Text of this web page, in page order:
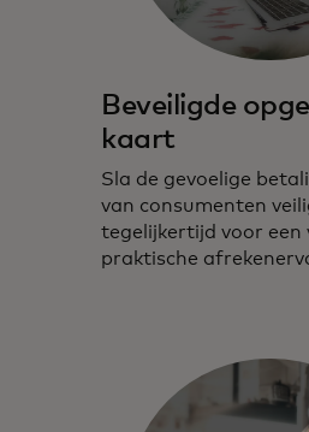
Beveiligde
kaart
Sla de gevoelige
van consumenten
tegelijkertijd voor een
praktische